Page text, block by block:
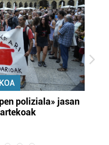
poliziala» jasan